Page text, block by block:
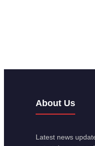
About Us
Latest news